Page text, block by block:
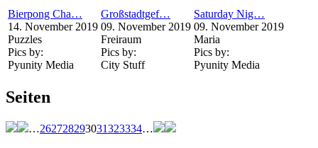
Bierpong Cha…
14. November 2019
Puzzles
Pics by:
Pyunity Media
Großstadtgef…
09. November 2019
Freiraum
Pics by:
City Stuff
Saturday Nig…
09. November 2019
Maria
Pics by:
Pyunity Media
Seiten
…262728293031323334…